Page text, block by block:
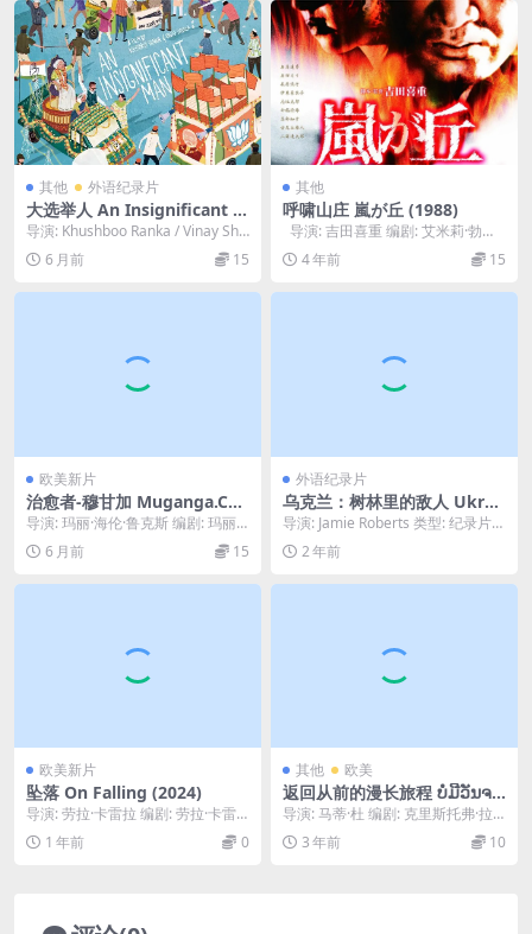
其他 外语纪录片
大选举人 An Insignificant M
an (2016)
导演: Khushboo Ranka / Vinay Shu
kla 编剧: Kh...
6 月前 15
其他
呼啸山庄 嵐が丘 (1988)
导演: 吉田喜重 编剧: 艾米莉·勃朗
特 / 吉田喜重 主演: 松...
4 年前 15
欧美新片
治愈者-穆甘加 Muganga.Cel
ui.qui.soigne.2025
导演: 玛丽·海伦·鲁克斯 编剧: 玛丽·
海伦·鲁克斯 / Jean-René ...
6 月前 15
外语纪录片
乌克兰：树林里的敌人 Ukrai
ne: Enemy in the Woods (2
导演: Jamie Roberts 类型: 纪录片
制片国家/地区: 英国 语言...
2 年前
欧美新片
坠落 On Falling (2024)
导演: 劳拉·卡雷拉 编剧: 劳拉·卡雷
拉 主演: Joana Santos /...
1 年前 0
其他 欧美
返回从前的漫长旅程 ບໍ່ມີວັນຈາ
ກ (2019)
导演: 马蒂·杜 编剧: 克里斯托弗·拉
森 主演: 扬纳沃提·尚塔隆希 / 波·...
3 年前 10